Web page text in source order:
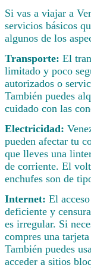
Si vas a viajar a
servicios básicos
algunos de los
Transporte: El
limitado y poco
autorizados o
También puedes
cuidado con las
Electricidad:
pueden afectar tu
que lleves una
de corriente. El
enchufes son de
Internet: El
deficiente y
es irregular. Si
compres una
También puedes
acceder a sitios